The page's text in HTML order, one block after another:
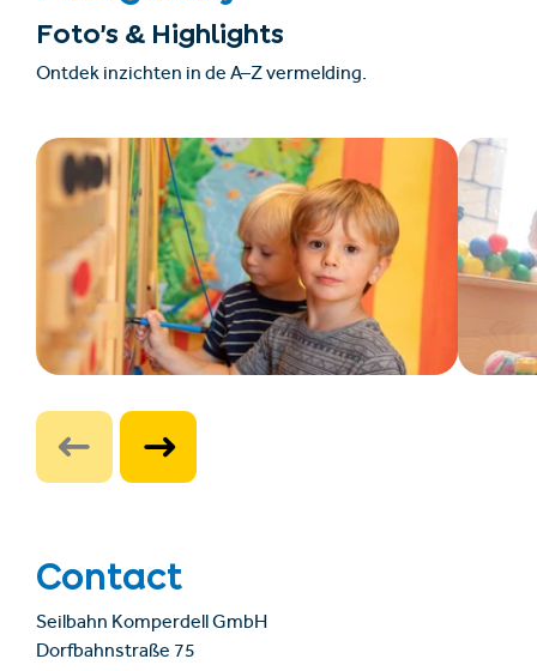
Foto’s & Highlights
Ontdek inzichten in de A–Z vermelding.
Contact
Seilbahn Komperdell GmbH
Dorfbahnstraße 75